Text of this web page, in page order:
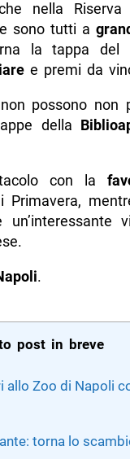
nella
e sono tutti a
la tappa del
e premi da
possono non
della
con la
Primavera,
.
post in breve
allo Zoo di Napoli
torna lo